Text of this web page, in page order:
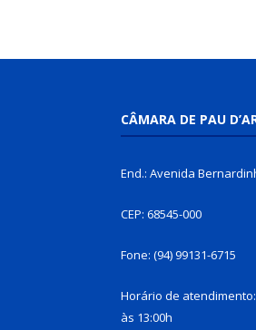
CÂMARA DE PAU
End.: Avenida
CEP: 68545-000
Fone: (94) 99131-6715
Horário de
às 13:00h